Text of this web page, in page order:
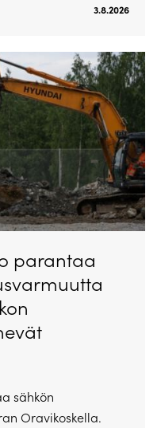
3.8.2026
parantaa
sähkön
Oravikoskella.